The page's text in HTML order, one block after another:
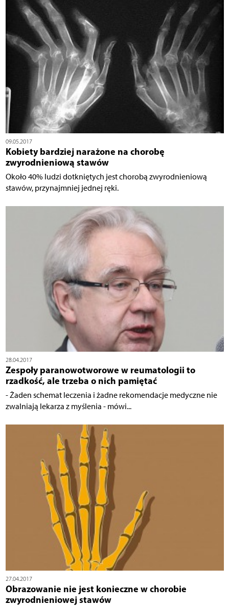
09.05.2017
Kobiety bardziej narażone na chorobę
zwyrodnieniową stawów
Około 40% ludzi dotkniętych jest chorobą zwyrodnieniową
stawów, przynajmniej jednej ręki.
28.04.2017
Zespoły paranowotworowe w reumatologii to
rzadkość, ale trzeba o nich pamiętać
- Żaden schemat leczenia i żadne rekomendacje medyczne nie
zwalniają lekarza z myślenia - mówi...
27.04.2017
Obrazowanie nie jest konieczne w chorobie
zwyrodnieniowej stawów